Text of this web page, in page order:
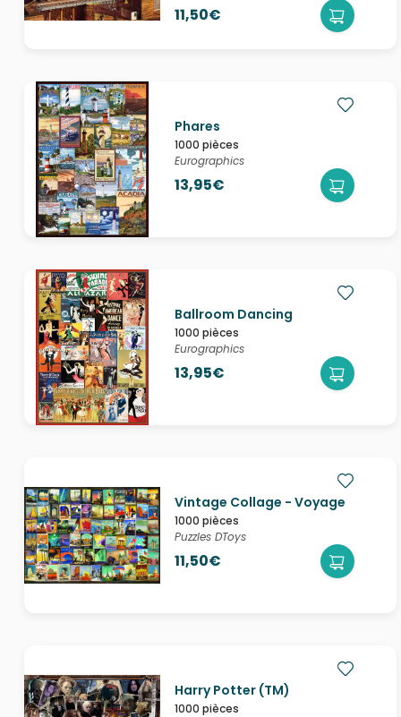
11,50€
Phares
1000 pièces
Eurographics
13,95€
Ballroom Dancing
1000 pièces
Eurographics
13,95€
Vintage Collage - Voyage
1000 pièces
Puzzles DToys
11,50€
Harry Potter (TM)
1000 pièces